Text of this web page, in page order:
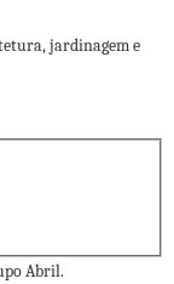
jardinagem e
Abril.